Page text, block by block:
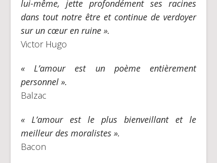
lui-même, jette profondément ses racines
dans tout notre être et continue de verdoyer
sur un cœur en ruine ».
Victor Hugo
« L’amour est un poème entièrement
personnel ».
Balzac
« L’amour est le plus bienveillant et le
meilleur des moralistes ».
Bacon